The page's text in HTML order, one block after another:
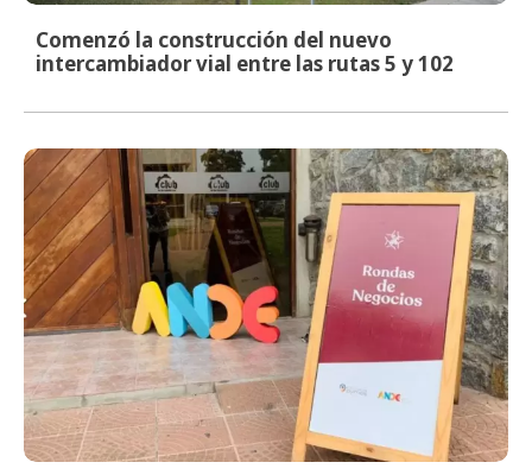
Comenzó la construcción del nuevo
intercambiador vial entre las rutas 5 y 102